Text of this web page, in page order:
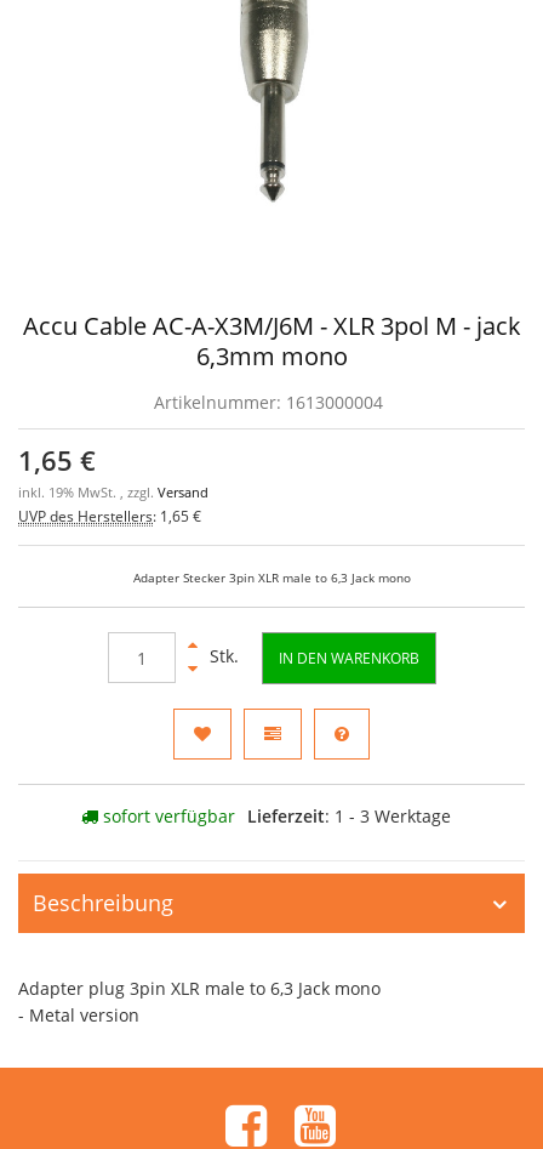
Accu Cable AC-A-X3M/J6M - XLR 3pol M - jack
6,3mm mono
Artikelnummer: 1613000004
1,65 €
inkl. 19% MwSt. , zzgl. Versand
UVP des Herstellers: 1,65 €
Adapter Stecker 3pin XLR male to 6,3 Jack mono
Stk. IN DEN WARENKORB
sofort verfügbar Lieferzeit: 1 - 3 Werktage
Beschreibung
Adapter plug 3pin XLR male to 6,3 Jack mono
- Metal version